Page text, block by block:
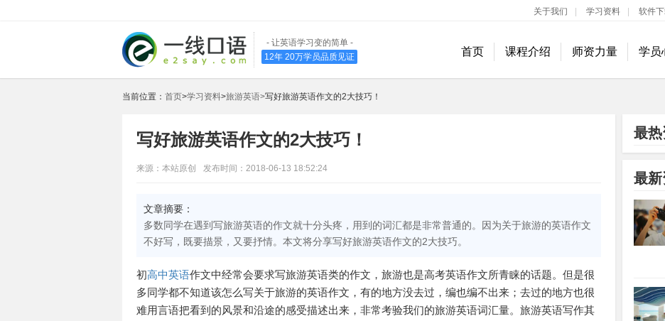
关于我们 学习资料 软件
- 让英语学习变的简单 -
12年 20万学员品质见证
首页 课程介绍 师资力量 学员
当前位置： 首页>学习资料>旅游英语>写好旅游英语作文的2大技巧！
写好旅游英语作文的2大技巧！
来源：本站原创 发布时间：2018-06-13 18:52:24
文章摘要：
多数同学在遇到写旅游英语的作文就十分头疼，用到的词汇都是非常普通的。因为关于旅游的英语作文
不好写，既要描景，又要抒情。本文将分享写好旅游英语作文的2大技巧。
初高中英语作文中经常会要求写旅游英语类的作文，旅游也是高考英语作文所青睐的话题。但是很
多同学都不知道该怎么写关于旅游的英语作文，有的地方没去过，编也编不出来；去过的地方也很
难用言语把看到的风景和沿途的感受描述出来，非常考验我们的旅游英语词汇量。旅游英语写作其
最
最